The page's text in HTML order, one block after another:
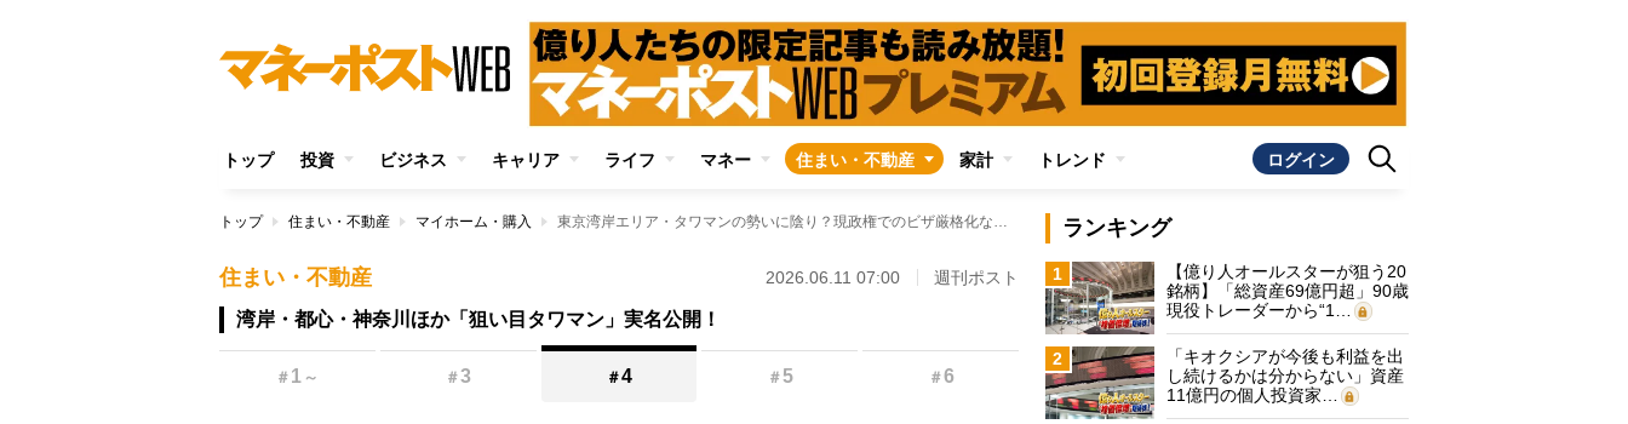
トップ 投資 ビジネス キャリア ライフ マネー 住まい・不動産 家計 トレンド ログイン
トップ 住まい・不動産 マイホーム・購入 東京湾岸エリア・タワマンの勢いに陰り？現政権でのビザ厳格化などで海外投資マネーが入らなくなったことが要因か 不動産インフルエンサーは「むしろ今が買いのチャンス」
住まい・不動産 2026.06.11 07:00 週刊ポスト
湾岸・都心・神奈川ほか「狙い目タワマン」実名公開！
＃ 1 ～ ＃3 ＃4 ＃5 ＃6
ランキング
1
【億り人オールスターが狙う20
銘柄】「総資産69億円超」90歳
現役トレーダーから“1…
2
「キオクシアが今後も利益を出
し続けるかは分からない」資産
11億円の個人投資家…